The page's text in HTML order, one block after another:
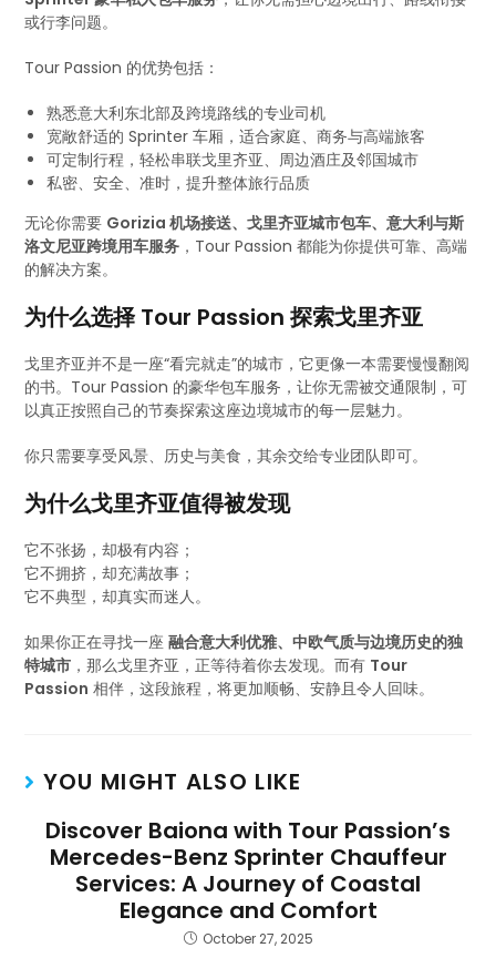
或行李问题。
Tour Passion 的优势包括：
熟悉意大利东北部及跨境路线的专业司机
宽敞舒适的 Sprinter 车厢，适合家庭、商务与高端旅客
可定制行程，轻松串联戈里齐亚、周边酒庄及邻国城市
私密、安全、准时，提升整体旅行品质
无论你需要 Gorizia 机场接送、戈里齐亚城市包车、意大利与斯
洛文尼亚跨境用车服务 ，Tour Passion 都能为你提供可靠、高端
的解决方案。
为什么选择 Tour Passion 探索戈里齐亚
戈里齐亚并不是一座“看完就走”的城市，它更像一本需要慢慢翻阅
的书。Tour Passion 的豪华包车服务，让你无需被交通限制，可
以真正按照自己的节奏探索这座边境城市的每一层魅力。
你只需要享受风景、历史与美食，其余交给专业团队即可。
为什么戈里齐亚值得被发现
它不张扬，却极有内容；
它不拥挤，却充满故事；
它不典型，却真实而迷人。
如果你正在寻找一座融合意大利优雅、中欧气质与边境历史的独
特城市 ，那么戈里齐亚，正等待着你去发现。而有 Tour
Passion 相伴，这段旅程，将更加顺畅、安静且令人回味。
YOU MIGHT ALSO LIKE
Discover Baiona with Tour Passion’s
Mercedes-Benz Sprinter Chauffeur
Services: A Journey of Coastal
Elegance and Comfort
October 27, 2025